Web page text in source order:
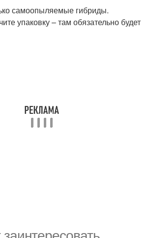
самоопыляемые гибриды.
упаковку – там обязательно будет